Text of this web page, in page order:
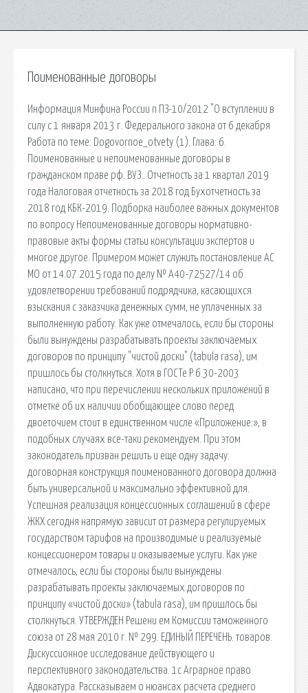
Поименованные договоры
Информация Минфина России n ПЗ-10/2012 "О вступлении в
силу с 1 января 2013 г. Федерального закона от 6 декабря
Работа по теме: Dogovornoe_otvety (1). Глава: 6.
Поименованные и непоименованные договоры в
гражданском праве рф. ВУЗ:. Отчетность за 1 квартал 2019
года Налоговая отчетность за 2018 год Бухотчетность за
2018 год КБК-2019. Подборка наиболее важных документов
по вопросу Непоименованные договоры нормативно-
правовые акты формы статьи консультации экспертов и
многое другое. Примером может служить постановление АС
МО от 14.07.2015 года по делу № А40-72527/14 об
удовлетворении требований подрядчика, касающихся
взыскания с заказчика денежных сумм, не уплаченных за
выполненную работу. Как уже отмечалось, если бы стороны
были вынуждены разрабатывать проекты заключаемых
договоров по принципу "чистой доски" (tabula rasa), им
пришлось бы столкнуться. Хотя в ГОСТе Р 6.30-2003
написано, что при перечислении нескольких приложений в
отметке об их наличии обобщающее слово перед
двоеточием стоит в единственном числе «Приложение:», в
подобных случаях все-таки рекомендуем. При этом
законодатель призван решить и еще одну задачу:
договорная конструкция поименованного договора должна
быть универсальной и максимально эффективной для.
Успешная реализация концессионных соглашений в сфере
ЖКХ сегодня напрямую зависит от размера регулируемых
государством тарифов на производимые и реализуемые
концессионером товары и оказываемые услуги. Как уже
отмечалось, если бы стороны были вынуждены
разрабатывать проекты заключаемых договоров по
принципу «чистой доски» (tabula rasa), им пришлось бы
столкнуться. УТВЕРЖДЕН Решени ем Комиссии таможенного
союза от 28 мая 2010 г. № 299. ЕДИНЫЙ ПЕРЕЧЕНЬ. товаров.
Дискуссионное исследование действующего и
перспективного законодательства. 1c Аграрное право
Адвокатура. Рассказываем о нюансах расчета среднего